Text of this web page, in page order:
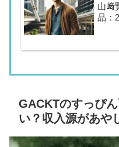
山﨑
品：
GACKTのすっぴ
い？収入源があや